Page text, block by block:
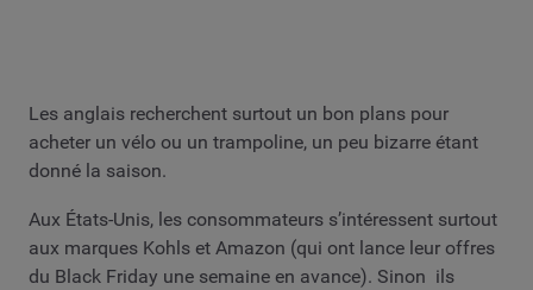
Les anglais recherchent surtout un bon plans pour
acheter un vélo ou un trampoline, un peu bizarre étant
donné la saison.
Aux États-Unis, les consommateurs s’intéressent surtout
aux marques Kohls et Amazon (qui ont lance leur offres
du Black Friday une semaine en avance). Sinon ils